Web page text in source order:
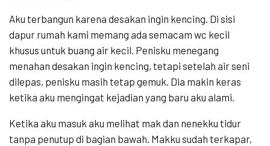
Aku terbangun karena desakan ingin kencing. Di sisi
dapur rumah kami memang ada semacam wc kecil
khusus untuk buang air kecil. Penisku menegang
menahan desakan ingin kencing, tetapi setelah air seni
dilepas, penisku masih tetap gemuk. Dia makin keras
ketika aku mengingat kejadian yang baru aku alami.
Ketika aku masuk aku melihat mak dan nenekku tidur
tanpa penutup di bagian bawah. Makku sudah terkapar,